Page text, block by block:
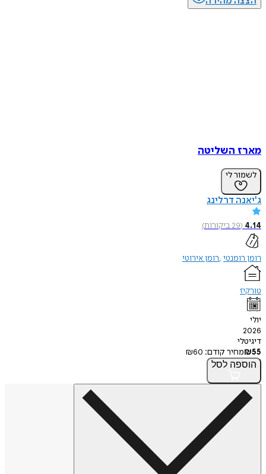
השליטה
לי
דרלינג
29 ביקורות)
רומן אירוטי
קודם:
₪60
לסל